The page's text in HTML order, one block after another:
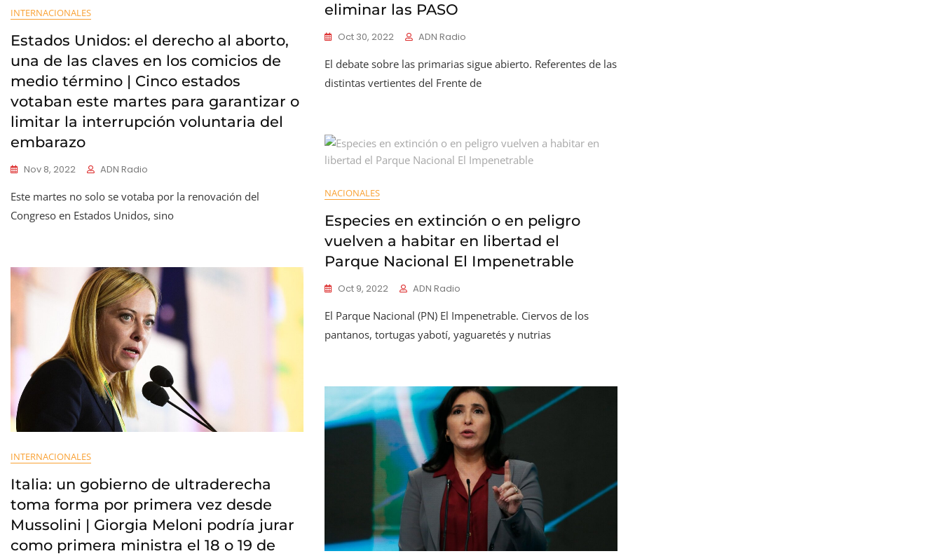
INTERNACIONALES
Estados Unidos: el derecho al aborto,
una de las claves en los comicios de
medio término | Cinco estados
votaban este martes para garantizar o
limitar la interrupción voluntaria del
embarazo
Nov 8, 2022 ADN Radio
Este martes no solo se votaba por la renovación del
Congreso en Estados Unidos, sino
eliminar las PASO
Oct 30, 2022 ADN Radio
El debate sobre las primarias sigue abierto. Referentes de las
distintas vertientes del Frente de
NACIONALES
Especies en extinción o en peligro
vuelven a habitar en libertad el
Parque Nacional El Impenetrable
Oct 9, 2022 ADN Radio
El Parque Nacional (PN) El Impenetrable. Ciervos de los
pantanos, tortugas yabotí, yaguaretés y nutrias
INTERNACIONALES
Italia: un gobierno de ultraderecha
toma forma por primera vez desde
Mussolini | Giorgia Meloni podría jurar
como primera ministra el 18 o 19 de